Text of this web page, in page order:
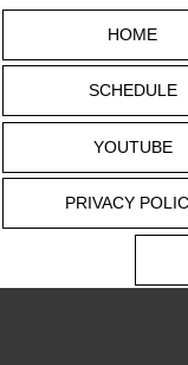
HOME
SCHEDULE
YOUTUBE
PRIVACY